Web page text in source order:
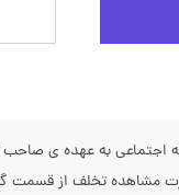
به عهده ی صاحب
مشاهده تخلف از قسمت